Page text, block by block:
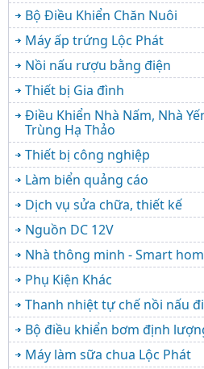
Bộ Điều Khiển Chăn Nuôi
Máy ấp trứng Lộc Phát
Nồi nấu rượu bằng điện
Thiết bị Gia đình
Điều Khiển Nhà Nấm, Nhà
Trùng Hạ Thảo
Thiết bị công nghiệp
Làm biển quảng cáo
Dịch vụ sửa chữa, thiết kế
Nguồn DC 12V
Nhà thông minh - Smart
Phụ Kiện Khác
Thanh nhiệt tự chế nồi nấu
Bộ điều khiển bơm định
Máy làm sữa chua Lộc Phát